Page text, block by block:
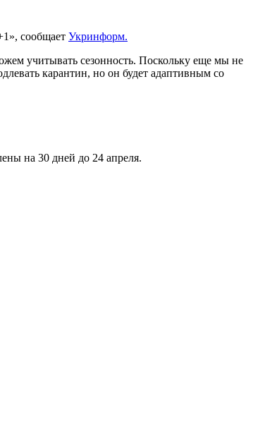
сообщает Укринформ.
учитывать сезонность. Поскольку еще мы не
карантин, но он будет адаптивным со
на 30 дней до 24 апреля.